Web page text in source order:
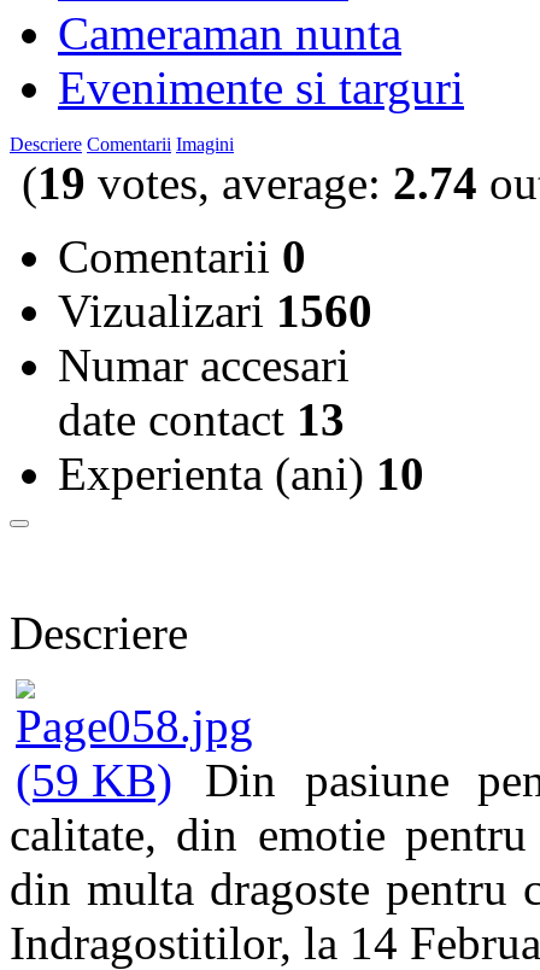
Cameraman nunta
Evenimente si targuri
Descriere Comentarii Imagini
(19 votes, average: 2.74
Comentarii 0
Vizualizari 1560
Numar accesari
date contact 13
Experienta (ani) 10
Descriere
Din pasiune
calitate, din emotie
din multa dragoste pentru
Indragostitilor, la 14